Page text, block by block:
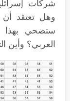
شركات
وهل تعتقد
ستضحي بهذا
العربي؟ وأين